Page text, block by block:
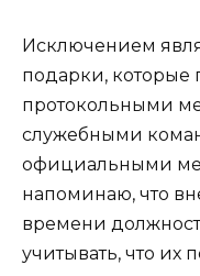
Исключением
подарки, которые
протокольными
служебными
официальными
напоминаю, что
времени
учитывать, что их